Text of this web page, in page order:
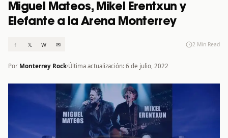
Miguel Mateos, Mikel Erentxun y
Elefante a la Arena Monterrey
f 𝕏 W ✉ 2 Min Read
Por Monterrey Rock Última actualización: 6 de julio, 2022